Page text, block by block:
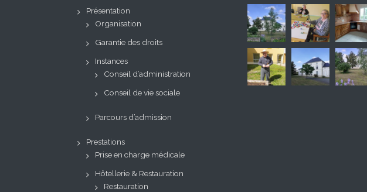
Présentation
Organisation
Garantie des droits
Instances
Conseil d’administration
Conseil de vie sociale
Parcours d’admission
Prestations
Prise en charge médicale
Hôtellerie & Restauration
Restauration